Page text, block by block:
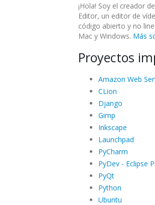
¡Hola! Soy el creador
Editor, un editor de
código abierto y no
Mac y Windows. Más
Proyectos
Amazon Web
CLion
Django
Gimp
Inkscape
Launchpad
PyCharm
PyDev - Eclipse
PyQt
Python
Ubuntu